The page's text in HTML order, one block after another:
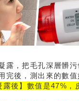
露，把毛孔深層髒污
完後，測出來的數值
後】數值是47%，